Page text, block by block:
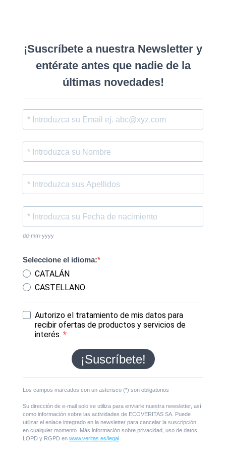
¡Suscríbete a nuestra Newsletter y
entérate antes que nadie de la
últimas novedades!
dd-mm-yyyy
Seleccione el idioma:
CATALÁN
CASTELLANO
Autorizo el tratamiento de mis datos para
recibir ofertas de productos y servicios de
interés.
¡Suscríbete!
Los campos marcados con un asterisco (*) son obligatorios
Su dirección de e-mail solo se utiliza para enviarle nuestra newsletter, así
como información sobre las actividades de ECOVERITAS SA. Puede
utilizar el enlace integrado en la newsletter para cancelar la suscripción
en cualquier momento. Más información sobre privacidad, uso de datos,
LOPD y RGPD en www.veritas.es/legal